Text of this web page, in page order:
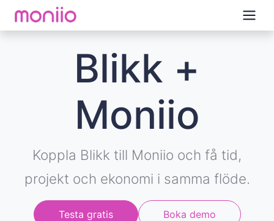
Blikk +
Moniio
Koppla Blikk till Moniio och få tid,
projekt och ekonomi i samma flöde.
Testa gratis Boka demo